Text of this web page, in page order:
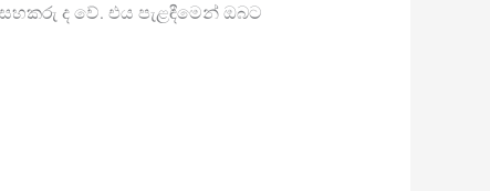
ද වේ. එය පැළඳීමෙන් ඔබට